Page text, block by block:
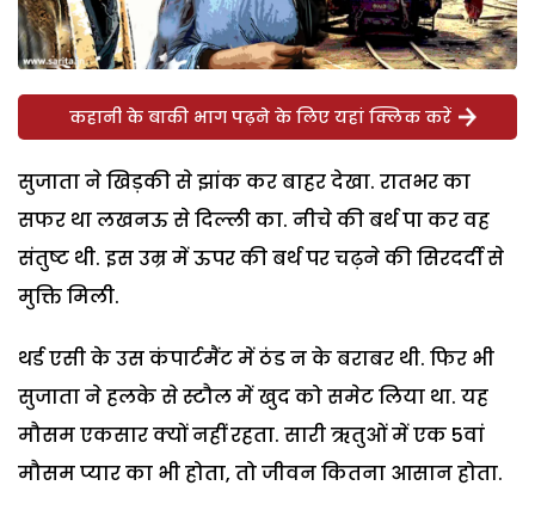
कहानी के बाकी भाग पढ़ने के लिए यहां क्लिक करें
सुजाता ने खिड़की से झांक कर बाहर देखा. रातभर का
सफर था लखनऊ से दिल्ली का. नीचे की बर्थ पा कर वह
संतुष्ट थी. इस उम्र में ऊपर की बर्थ पर चढ़ने की सिरदर्दी से
मुक्ति मिली.
थर्ड एसी के उस कंपार्टमैंट में ठंड न के बराबर थी. फिर भी
सुजाता ने हलके से स्टौल में खुद को समेट लिया था. यह
मौसम एकसार क्यों नहीं रहता. सारी ऋतुओं में एक 5वां
मौसम प्यार का भी होता, तो जीवन कितना आसान होता.